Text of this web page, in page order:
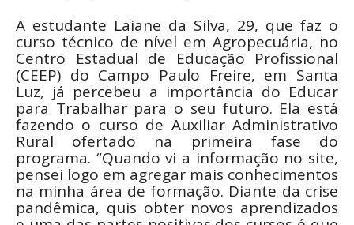
A estudante Laiane da Silva, 29, que faz o
curso técnico de nível em Agropecuária, no
Centro Estadual de Educação Profissional
(CEEP) do Campo Paulo Freire, em Santa
Luz, já percebeu a importância do Educar
para Trabalhar para o seu futuro. Ela está
fazendo o curso de Auxiliar Administrativo
Rural ofertado na primeira fase do
programa. “Quando vi a informação no site,
pensei logo em agregar mais conhecimentos
na minha área de formação. Diante da crise
pandêmica, quis obter novos aprendizados